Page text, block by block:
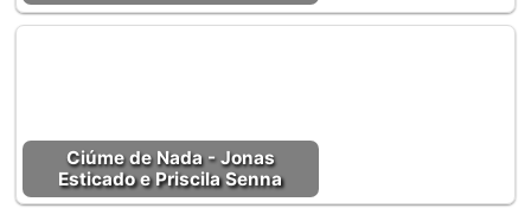
Ciúme de Nada - Jonas
Esticado e Priscila Senna